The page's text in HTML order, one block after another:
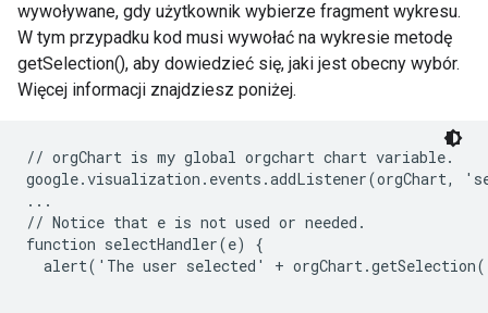
wywoływane, gdy użytkownik wybierze fragment wykresu.
W tym przypadku kod musi wywołać na wykresie metodę
getSelection(), aby dowiedzieć się, jaki jest obecny wybór.
Więcej informacji znajdziesz poniżej.
// orgChart is my global orgchart chart variable.
google.visualization.events.addListener(orgChart,
...
// Notice that e is not used or needed.
function selectHandler(e) {
alert('The user selected' +